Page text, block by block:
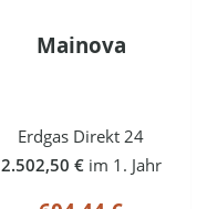
Mainova
Erdgas Direkt 24
2.502,50 € im 1. Jahr